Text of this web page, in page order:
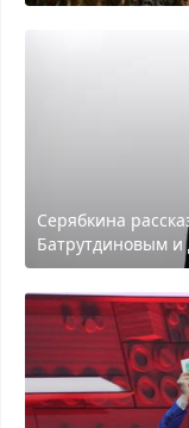
Серябкина
Батрутдиновым и